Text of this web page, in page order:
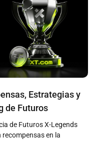
Estrategias y
de Futuros
de Futuros X-Legends
en la